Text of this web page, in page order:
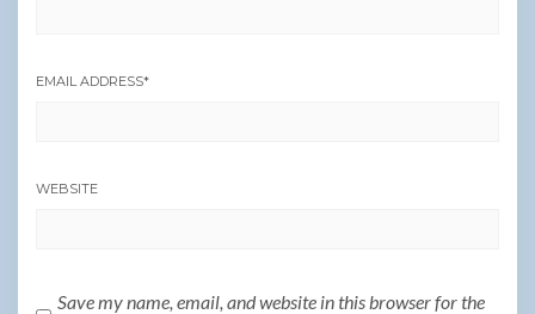
EMAIL ADDRESS*
WEBSITE
Save my name, email, and website in this browser for the